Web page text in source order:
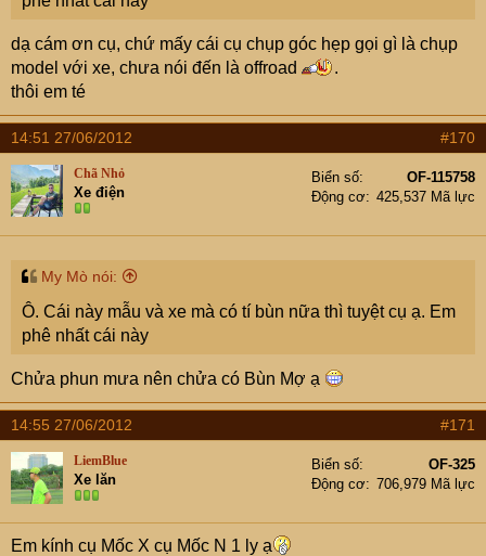
dạ cám ơn cụ, chứ mấy cái cụ chụp góc hẹp gọi gì là chụp
model với xe, chưa nói đến là offroad
.
thôi em té
14:51 27/06/2012 #170
Chã Nhỏ
Xe điện
Biển số
OF-115758
Động cơ
425,537 Mã lực
My Mò nói:
Ô. Cái này mẫu và xe mà có tí bùn nữa thì tuyệt cụ ạ. Em
phê nhất cái này
Chửa phun mưa nên chửa có Bùn Mợ ạ
14:55 27/06/2012 #171
LiemBlue
Xe lăn
Biển số
OF-325
Động cơ
706,979 Mã lực
Em kính cụ Mốc X cụ Mốc N 1 ly ạ